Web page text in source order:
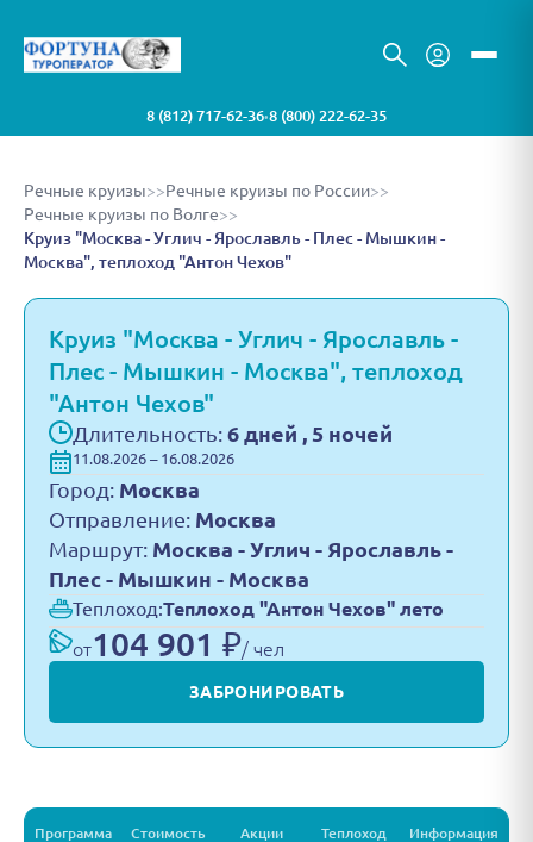
8 (812) 717-62-36•8 (800) 222-62-35
Речные круизы>>Речные круизы по России>>
Речные круизы по Волге>>
Круиз "Москва - Углич - Ярославль - Плес - Мышкин -
Москва", теплоход "Антон Чехов"
Круиз "Москва - Углич - Ярославль -
Плес - Мышкин - Москва", теплоход
"Антон Чехов"
Длительность: 6 дней , 5 ночей
11.08.2026 – 16.08.2026
Город: Москва
Отправление: Москва
Маршрут: Москва - Углич - Ярославль -
Плес - Мышкин - Москва
Теплоход:Теплоход "Антон Чехов" лето
от104 901 ₽/ чел
ЗАБРОНИРОВАТЬ
Программа Стоимость Акции Теплоход Информация